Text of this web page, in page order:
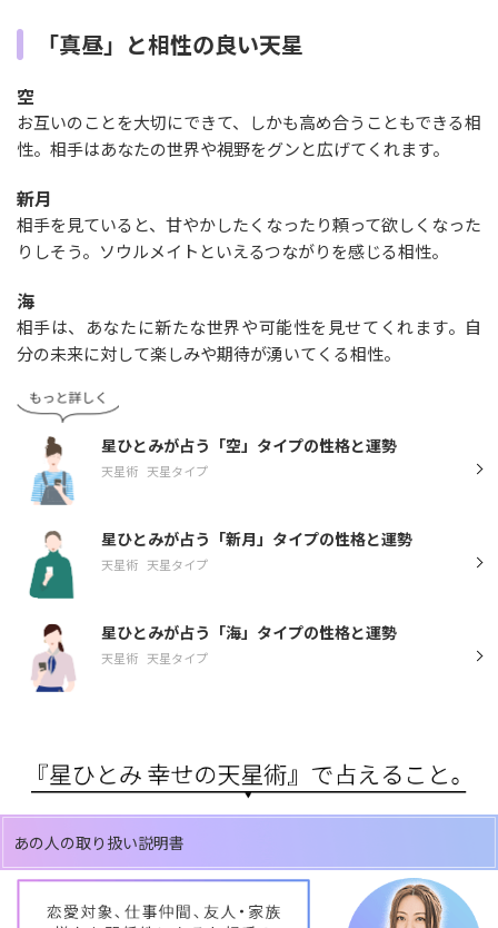
「真昼」と相性の良い天星
空
お互いのことを大切にできて、しかも高め合うこともできる相
性。相手はあなたの世界や視野をグンと広げてくれます。
新月
相手を見ていると、甘やかしたくなったり頼って欲しくなった
りしそう。ソウルメイトといえるつながりを感じる相性。
海
相手は、あなたに新たな世界や可能性を見せてくれます。自
分の未来に対して楽しみや期待が湧いてくる相性。
星ひとみが占う「空」タイプの性格と運勢
天星術 天星タイプ
星ひとみが占う「新月」タイプの性格と運勢
天星術 天星タイプ
星ひとみが占う「海」タイプの性格と運勢
天星術 天星タイプ
あの人の取り扱い説明書